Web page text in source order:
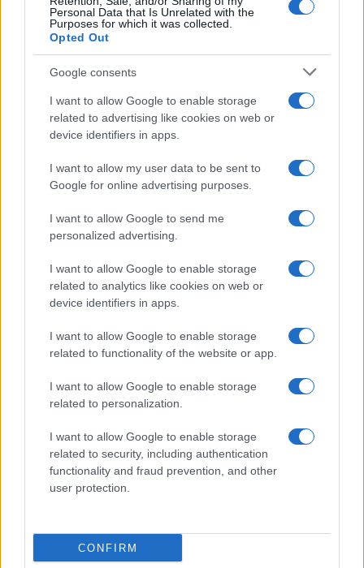
Personal Data that Is Unrelated with the
Purposes for which it was collected.
Opted Out
Google consents
I want to allow Google to enable storage
related to advertising like cookies on web or
device identifiers in apps.
I want to allow my user data to be sent to
Google for online advertising purposes.
I want to allow Google to send me
personalized advertising.
I want to allow Google to enable storage
related to analytics like cookies on web or
device identifiers in apps.
I want to allow Google to enable storage
related to functionality of the website or app.
I want to allow Google to enable storage
related to personalization.
I want to allow Google to enable storage
related to security, including authentication
functionality and fraud prevention, and other
user protection.
CONFIRM
allarmanti su lavoro e sicurezza
3
La candidatura di Irsina per Capitale Italiana della
Anac: boom di appalti sotto soglia, 1,5 miliardi nel
2026
Autorità di Bacino Po ad Ecomondo, focus su acqua e
Il portale del lavoro e della carriera. Offerte di lavoro,
scrivere un CV e affrontare il colloquio.
SEZIONI
TROVARE LAVORO
STIPENDI
MAGAZINE